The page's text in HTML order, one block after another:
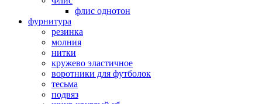
флис однотон
фурнитура
резинка
молния
нитки
кружево эластичное
воротники для футболок
тесьма
подвяз